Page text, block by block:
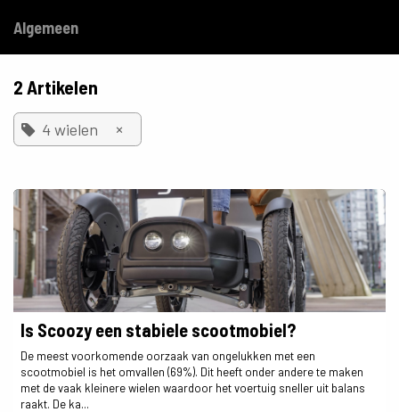
Algemeen
2 Artikelen
4 wielen ×
Is Scoozy een stabiele scootmobiel?
De meest voorkomende oorzaak van ongelukken met een
scootmobiel is het omvallen (69%). Dit heeft onder andere te maken
met de vaak kleinere wielen waardoor het voertuig sneller uit balans
raakt. De ka...